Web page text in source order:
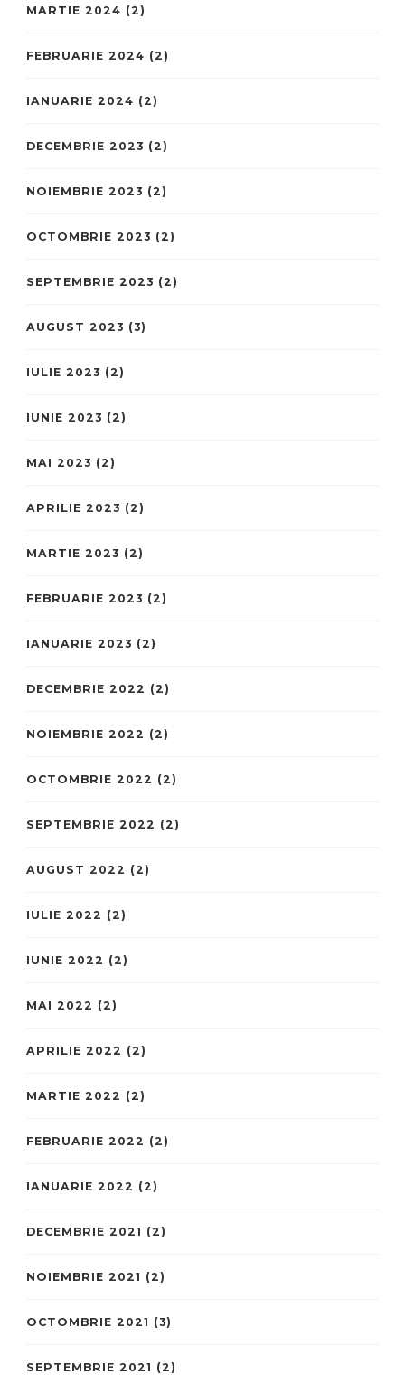
MARTIE 2024 (2)
FEBRUARIE 2024 (2)
IANUARIE 2024 (2)
DECEMBRIE 2023 (2)
NOIEMBRIE 2023 (2)
OCTOMBRIE 2023 (2)
SEPTEMBRIE 2023 (2)
AUGUST 2023 (3)
IULIE 2023 (2)
IUNIE 2023 (2)
MAI 2023 (2)
APRILIE 2023 (2)
MARTIE 2023 (2)
FEBRUARIE 2023 (2)
IANUARIE 2023 (2)
DECEMBRIE 2022 (2)
NOIEMBRIE 2022 (2)
OCTOMBRIE 2022 (2)
SEPTEMBRIE 2022 (2)
AUGUST 2022 (2)
IULIE 2022 (2)
IUNIE 2022 (2)
MAI 2022 (2)
APRILIE 2022 (2)
MARTIE 2022 (2)
FEBRUARIE 2022 (2)
IANUARIE 2022 (2)
DECEMBRIE 2021 (2)
NOIEMBRIE 2021 (2)
OCTOMBRIE 2021 (3)
SEPTEMBRIE 2021 (2)